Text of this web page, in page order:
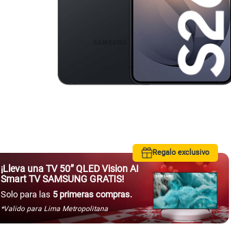
Regalo exclusivo
¡Lleva una TV 50” QLED Vision AI
Smart TV SAMSUNG GRATIS!
Solo para las 5 primeras compras.
*Valido para Lima Metropolitana